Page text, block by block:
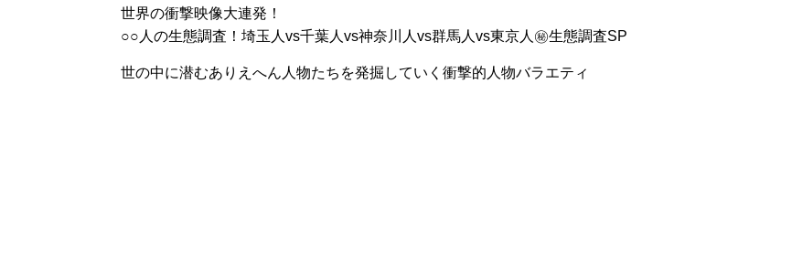
世界の衝撃映像大連発！
○○人の生態調査！埼玉人vs千葉人vs神奈川人vs群馬人vs東京人㊙生態調査SP
世の中に潜むありえへん人物たちを発掘していく衝撃的人物バラエティ